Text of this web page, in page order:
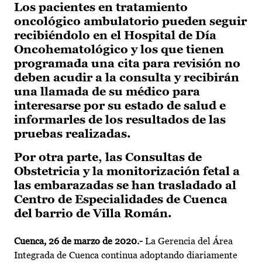
Los pacientes en tratamiento
oncológico ambulatorio pueden seguir
recibiéndolo en el Hospital de Día
Oncohematológico y los que tienen
programada una cita para revisión no
deben acudir a la consulta y recibirán
una llamada de su médico para
interesarse por su estado de salud e
informarles de los resultados de las
pruebas realizadas.
Por otra parte, las Consultas de
Obstetricia y la monitorización fetal a
las embarazadas se han trasladado al
Centro de Especialidades de Cuenca
del barrio de Villa Román.
Cuenca, 26 de marzo de 2020.- La Gerencia del Área
Integrada de Cuenca continua adoptando diariamente